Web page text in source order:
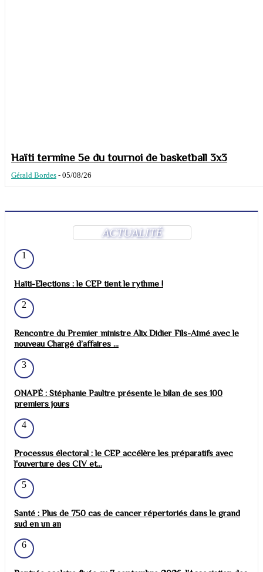
Haïti termine 5e du tournoi de basketball 3x3
Gérald Bordes - 05/08/26
ACTUALITÉ
1
Haïti-Elections : le CEP tient le rythme !
2
Rencontre du Premier ministre Alix Didier Fils-Aimé avec le
nouveau Chargé d’affaires ...
3
ONAPÉ : Stéphanie Paultre présente le bilan de ses 100
premiers jours
4
Processus électoral : le CEP accélère les préparatifs avec
l'ouverture des CIV et...
5
Santé : Plus de 750 cas de cancer répertoriés dans le grand
sud en un an
6